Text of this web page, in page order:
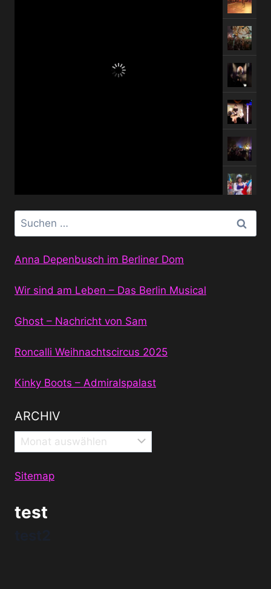
Suchen
nach:
Anna Depenbusch im Berliner Dom
Wir sind am Leben – Das Berlin Musical
Ghost – Nachricht von Sam
Roncalli Weihnachtscircus 2025
Kinky Boots – Admiralspalast
ARCHIV
Archiv
Sitemap
test